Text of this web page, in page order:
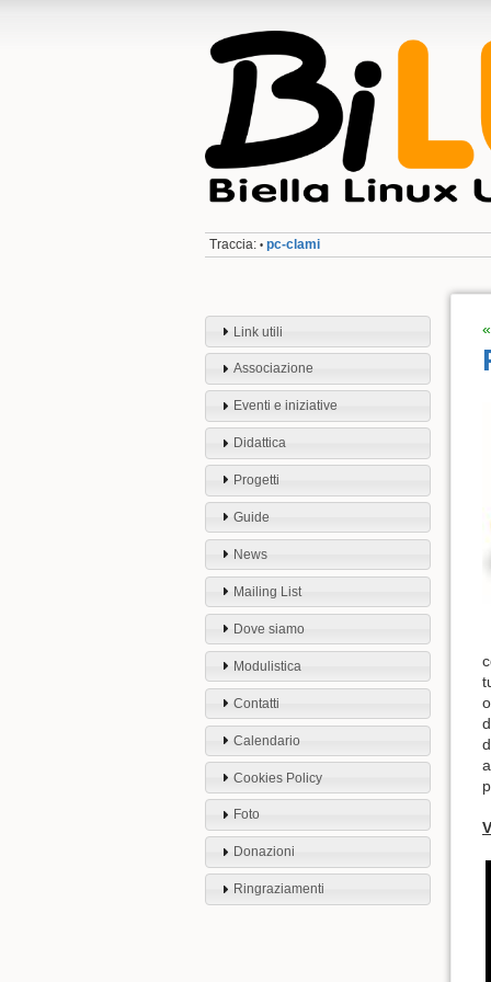
Traccia: • pc-clami
Link utili
Associazione
Eventi e iniziative
Didattica
Progetti
Guide
News
Mailing List
Dove siamo
Modulistica
Contatti
Calendario
Cookies Policy
Foto
Donazioni
Ringraziamenti